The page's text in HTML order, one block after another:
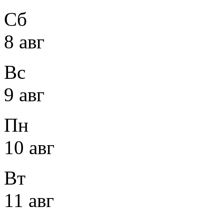
Сб
8 авг
Вс
9 авг
Пн
10 авг
Вт
11 авг